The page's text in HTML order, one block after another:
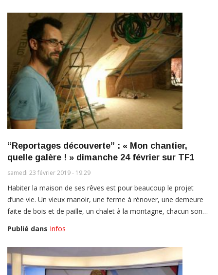
“Reportages découverte” : « Mon chantier,
quelle galère ! » dimanche 24 février sur TF1
samedi 23 février 2019 - 19:29
Habiter la maison de ses rêves est pour beaucoup le projet
d’une vie. Un vieux manoir, une ferme à rénover, une demeure
faite de bois et de paille, un chalet à la montagne, chacun son…
Publié dans Infos